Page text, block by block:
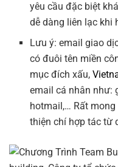
yêu cầu đặc biệt
dễ dàng liên lạc khi
Lưu ý: email giao
có đuôi tên miền
mục đích xấu,
email cá nhân như:
hotmail,… Rất
thiện chí hợp tác từ